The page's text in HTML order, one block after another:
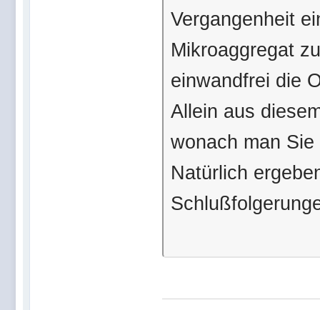
Vergangenheit
Mikroaggregat
einwandfrei die
Allein aus
wonach man
Natürlich